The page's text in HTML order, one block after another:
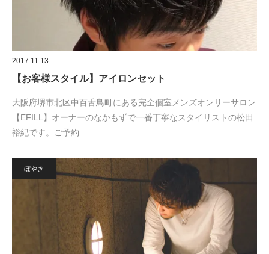
2017.11.13
【お客様スタイル】アイロンセット
大阪府堺市北区中百舌鳥町にある完全個室メンズオンリーサロン
【EFILL】オーナーのなかもずで一番丁寧なスタイリストの松田
裕紀です。ご予約…
ぼやき